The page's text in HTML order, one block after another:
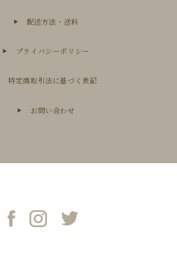
配送方法・送料
プライバシーポリシー
特定商取引法に基づく表記
お問い合わせ